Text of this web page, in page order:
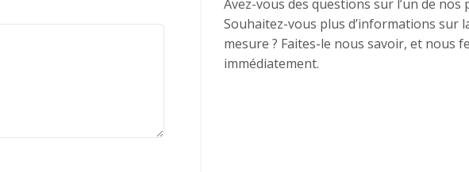
Avez-vous des questions sur l’un de
Souhaitez-vous plus d’informations sur
mesure ? Faites-le nous savoir, et nous
immédiatement.